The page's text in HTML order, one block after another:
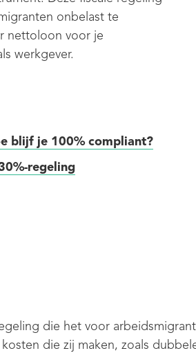
onbelast te
nettoloon voor je
werkgever.
blijf je 100% compliant?
regeling
die het voor
die zij maken, zoals